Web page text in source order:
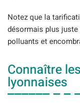
Notez que la
désormais plus juste
polluants et
Connaître
lyonnaises